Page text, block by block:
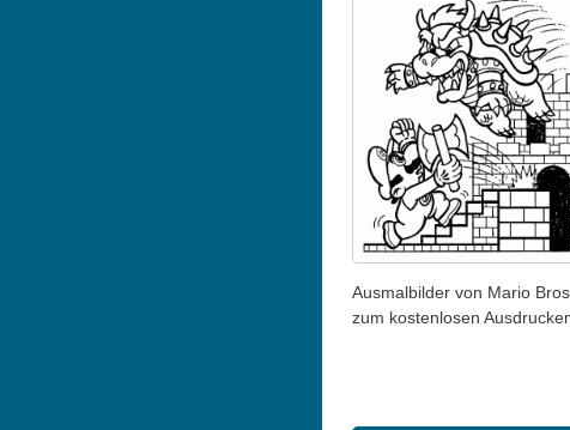
Ausmalbilder von Mario
zum kostenlosen